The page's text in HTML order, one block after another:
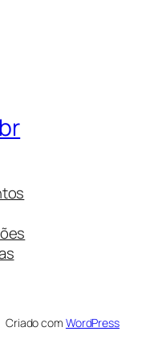
Criado com WordPress